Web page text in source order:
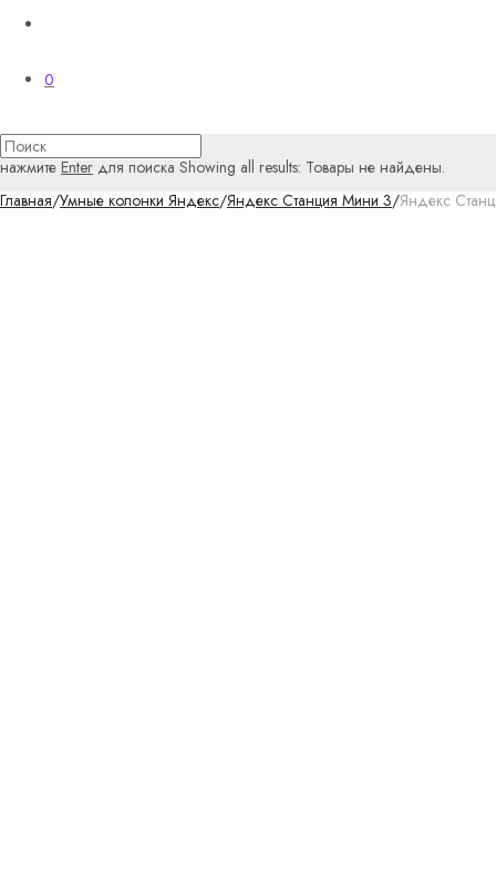
0
нажмите Enter для поиска Showing all results: Товары не найдены.
Главная/Умные колонки Яндекс/Яндекс Станция Мини 3/Яндекс